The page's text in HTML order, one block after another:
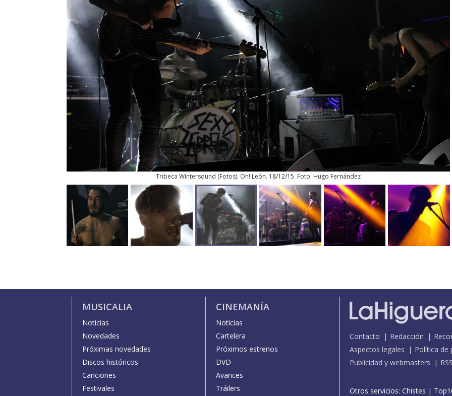
Tribeca Wintersound (Fotos). Oh! León. 18/12/15. Foto: Hugo Fernández
MUSICALIA
Noticias
Novedades
Próximas novedades
Discos históricos
Canciones
Festivales
CINEMANÍA
Noticias
Cartelera
Próximos estrenos
DVD
Avances
Tráilers
Contacto Redacción
Aspectos legales
Política de
Publicidad y webmasters
Otros servicios: Chistes |